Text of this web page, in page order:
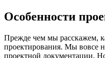
Особенности
Прежде чем мы расскажем,
проектирования. Мы вовсе
проектной документации.